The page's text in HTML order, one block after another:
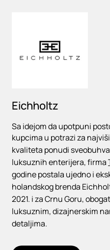
Eichholtz
Sa idejom da upotpuni
kupcima u potrazi za
kvaliteta ponudi
luksuznih enterijera, firma
godine postala ujedno i
holandskog brenda
2021. i za Crnu Goru,
luksuznim, dizajnerskim
detaljima.